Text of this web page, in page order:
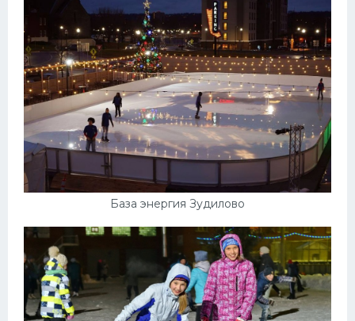
База энергия Зудилово